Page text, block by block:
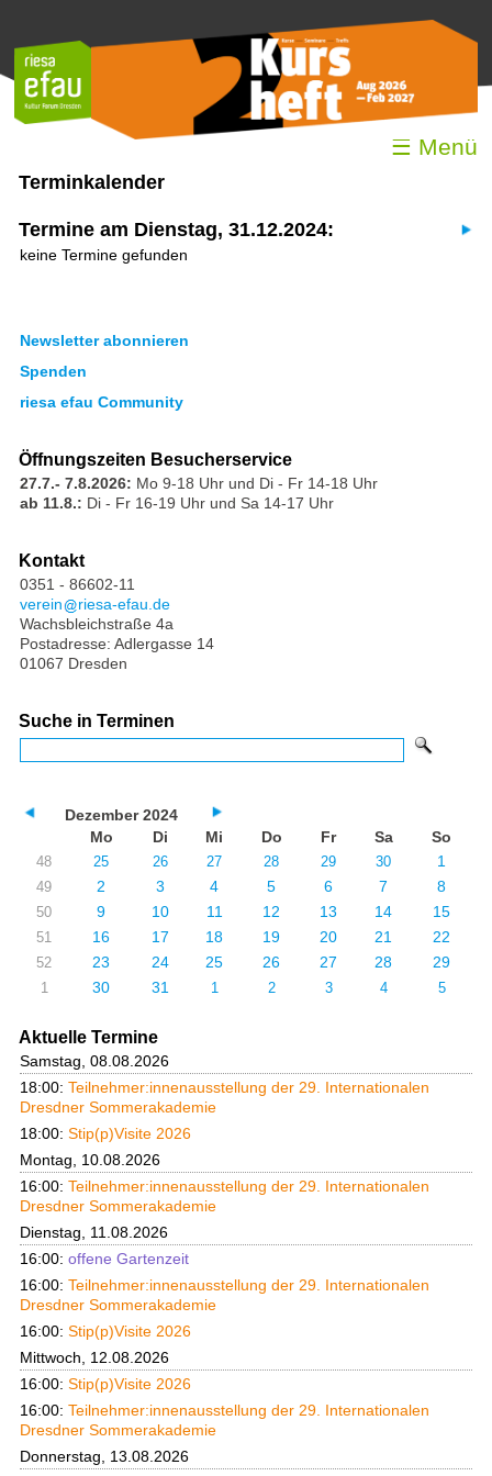
☰ Menü
Terminkalender
Termine am Dienstag, 31.12.2024:
keine Termine gefunden
Newsletter abonnieren
Spenden
riesa efau Community
Öffnungszeiten Besucherservice
27.7.- 7.8.2026: Mo 9-18 Uhr und Di - Fr 14-18 Uhr
ab 11.8.: Di - Fr 16-19 Uhr und Sa 14-17 Uhr
Kontakt
0351 - 86602-11
verein
riesa-efau.de
Wachsbleichstraße 4a
Postadresse: Adlergasse 14
01067 Dresden
Suche in Terminen
Dezember 2024
Mo
Di Mi Do Fr Sa So
48 25 26 27 28 29 30 1
49 2 3 4 5 6 7 8
50 9 10 11 12 13 14 15
51 16 17 18 19 20 21 22
52 23 24 25 26 27 28 29
1 30 31 1 2 3 4 5
Aktuelle Termine
Samstag, 08.08.2026
18:00: Teilnehmer:innenausstellung der 29. Internationalen
Dresdner Sommerakademie
18:00: Stip(p)Visite 2026
Montag, 10.08.2026
16:00: Teilnehmer:innenausstellung der 29. Internationalen
Dresdner Sommerakademie
Dienstag, 11.08.2026
16:00: offene Gartenzeit
16:00: Teilnehmer:innenausstellung der 29. Internationalen
Dresdner Sommerakademie
16:00: Stip(p)Visite 2026
Mittwoch, 12.08.2026
16:00: Stip(p)Visite 2026
16:00: Teilnehmer:innenausstellung der 29. Internationalen
Dresdner Sommerakademie
Donnerstag, 13.08.2026